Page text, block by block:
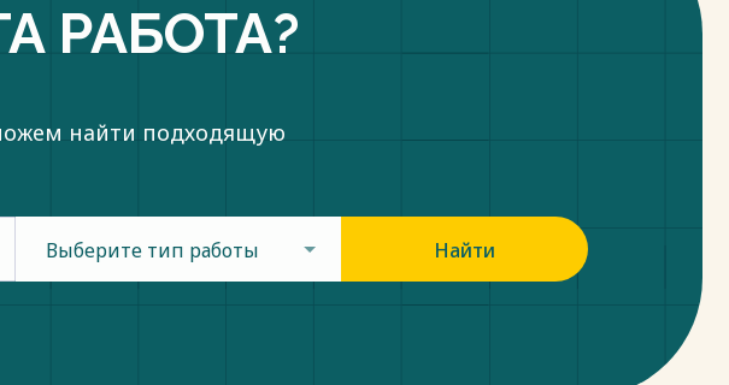
РАБОТА?
найти подходящую
Выберите тип работы Найти